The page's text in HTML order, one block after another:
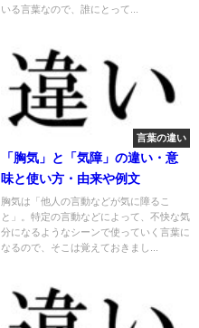
いる言葉なので、誰にとって...
言葉の違い
「胸気」と「気障」の違い・意
味と使い方・由来や例文
胸気は「他人の言動などが気に障るこ
と」。特定の言動などによって、不快な気
分になるようなシーンで使っていく言葉に
なるので、そこは覚えておきまし...